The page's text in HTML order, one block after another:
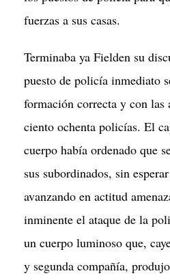
fuerzas a sus casas.
Terminaba ya Fielden su
puesto de policía inmediato
formación correcta y con las
ciento ochenta policías. El
cuerpo había ordenado que
sus subordinados, sin
avanzando en actitud
inminente el ataque de la
un cuerpo luminoso que,
y segunda compañía,